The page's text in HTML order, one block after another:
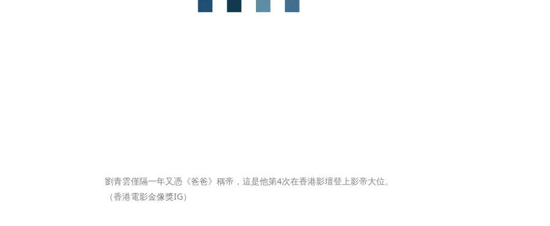
劉青雲僅隔一年又憑《爸爸》稱帝，這是他第4次在香港影壇登上影帝大位。
（香港電影金像獎IG）